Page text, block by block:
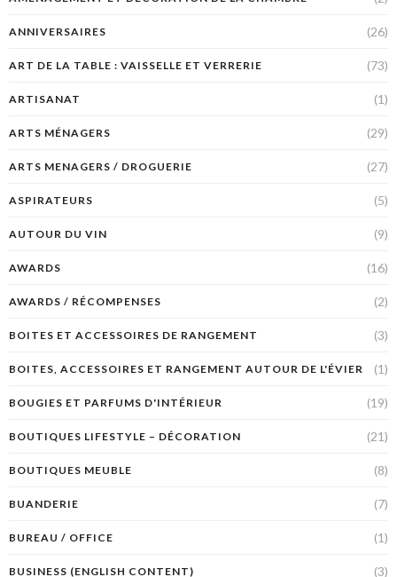
ANNIVERSAIRES (26)
ART DE LA TABLE : VAISSELLE ET VERRERIE (73)
ARTISANAT (1)
ARTS MÉNAGERS (29)
ARTS MENAGERS / DROGUERIE (27)
ASPIRATEURS (5)
AUTOUR DU VIN (9)
AWARDS (16)
AWARDS / RÉCOMPENSES (2)
BOITES ET ACCESSOIRES DE RANGEMENT (3)
BOITES, ACCESSOIRES ET RANGEMENT AUTOUR DE L'ÉVIER (1)
BOUGIES ET PARFUMS D'INTÉRIEUR (19)
BOUTIQUES LIFESTYLE – DÉCORATION (21)
BOUTIQUES MEUBLE (8)
BUANDERIE (7)
BUREAU / OFFICE (1)
BUSINESS (ENGLISH CONTENT) (3)